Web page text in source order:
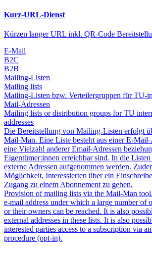
Kurz-URL-Dienst
Kürzen langer URL inkl. QR-Code
E-Mail
B2C
B2B
Mailing-Listen
Mailing lists
Mailing-Listen bzw. Verteilergruppen für TU-
Mail-Adressen
Mailing lists or distribution groups for TU
addresses
Die Bereitstellung von Mailing-Listen erfolgt
Mail-Man. Eine Liste besteht aus einer E-Mail-
eine Vielzahl anderer Email-Adressen
Eigentümer:innen erreichbar sind. In die
externe Adressen aufgenommen werden.
Möglichkeit, Interessierten über ein
Zugang zu einem Abonnement zu geben.
Provision of mailing lists via the Mail-Man
e-mail address under which a large number of
or their owners can be reached. It is also
external addresses in these lists. It is also
interested parties access to a subscription via
procedure (opt-in).